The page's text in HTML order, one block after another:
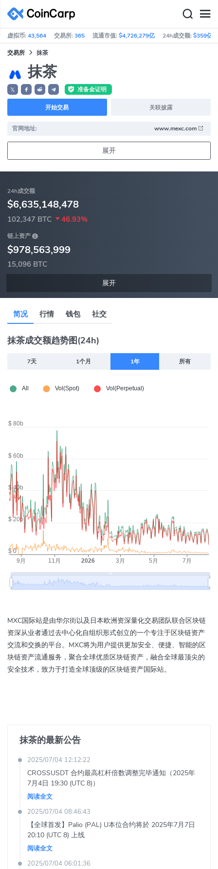
虚拟币:43,564 交易所:365 流通市值:$4,726,279亿 24h成交额:$359亿
交易所 抹茶
抹茶
𝕏 准备金证明
开始交易 关联披露
官网地址: www.mexc.com
展开
24h成交额
$6,635,148,478
102,347 BTC 46.93%
链上资产
$978,563,999
15,096 BTC
展开
简况 行情 钱包 社交
抹茶成交额趋势图(24h)
7天 1个月 1年 所有
MXC国际站是由华尔街以及日本欧洲资深量化交易团队联合区块链
资深从业者通过去中心化自组织形式创立的一个专注于区块链资产
交流和交换的平台。MXC将为用户提供更加安全、便捷、智能的区
块链资产流通服务，聚合全球优质区块链资产，融合全球最顶尖的
安全技术，致力于打造全球顶级的区块链资产国际站。
抹茶的最新公告
2025/07/04 12:12:22
CROSSUSDT 合约最高杠杆倍数调整完毕通知（2025年
7月4日 19:30 (UTC 8)）
阅读全文
2025/07/04 08:46:43
【全球首发】Palio (PAL) U本位合约将於 2025年7月7日
20:10 (UTC 8) 上线
阅读全文
2025/07/04 06:01:36